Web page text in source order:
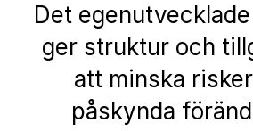
Det
ger struktur och
att minska
påskynda